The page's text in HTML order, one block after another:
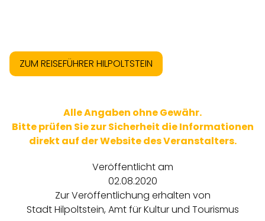
ZUM REISEFÜHRER HILPOLTSTEIN
Alle Angaben ohne Gewähr.
Bitte prüfen Sie zur Sicherheit die Informationen
direkt auf der Website des Veranstalters.
Veröffentlicht am
02.08.2020
Zur Veröffentlichung erhalten von
Stadt Hilpoltstein, Amt für Kultur und Tourismus